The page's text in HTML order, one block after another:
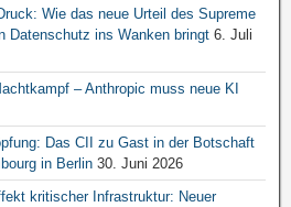
Wie das neue Urteil des Supreme
Datenschutz ins Wanken bringt 6. Juli
– Anthropic muss neue KI
Das CII zu Gast in der Botschaft
in Berlin 30. Juni 2026
kritischer Infrastruktur: Neuer